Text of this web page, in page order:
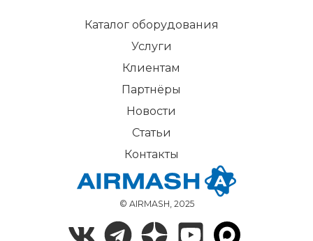
© AIRMASH, 2025
Каталог оборудования
Услуги
Клиентам
Партнёры
Новости
Статьи
Контакты